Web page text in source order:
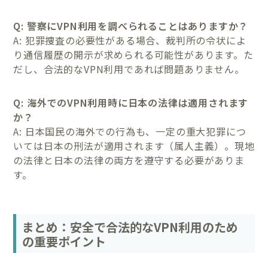
Q: 警察にVPN利用を調べられることはありますか？
A: 犯罪捜査の必要性がある場合、裁判所の令状によ
り通信履歴の開示が求められる可能性があります。た
だし、合法的なVPN利用であれば問題ありません。
Q: 海外でのVPN利用時に日本の法律は適用されます
か？
A: 日本国民の海外での行為も、一定の重大犯罪につ
いては日本の刑法が適用されます（属人主義）。現地
の法律と日本の法律の両方を遵守する必要がありま
す。
まとめ：安全で合法的なVPN利用のため
の重要ポイント